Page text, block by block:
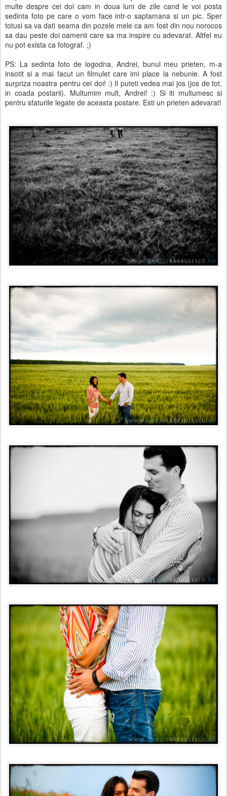
multe despre cei doi cam in doua luni de zile cand le voi posta
sedinta foto pe care o vom face intr-o saptamana si un pic. Sper
totusi sa va dati seama din pozele mele ca am fost din nou norocos
sa dau peste doi oamenii care sa ma inspire cu adevarat. Altfel eu
nu pot exista ca fotograf. ;)
PS: La sedinta foto de logodna, Andrei, bunul meu prieten, m-a
insotit si a mai facut un filmulet care imi place la nebunie. A fost
surpriza noastra pentru cei doi! :) Il puteti vedea mai jos (jos de tot,
in coada postarii). Multumim mult, Andrei! :) Si iti multumesc si
pentru sfaturile legate de aceasta postare. Esti un prieten adevarat!